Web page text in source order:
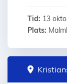
Tid: 13
Plats: